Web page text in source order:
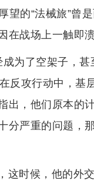
的“法械旅”曾
在战场上一触即溃
为了空架子，
反攻行动中，基
出，他们原本的
分严重的问题，
这时候，他的外